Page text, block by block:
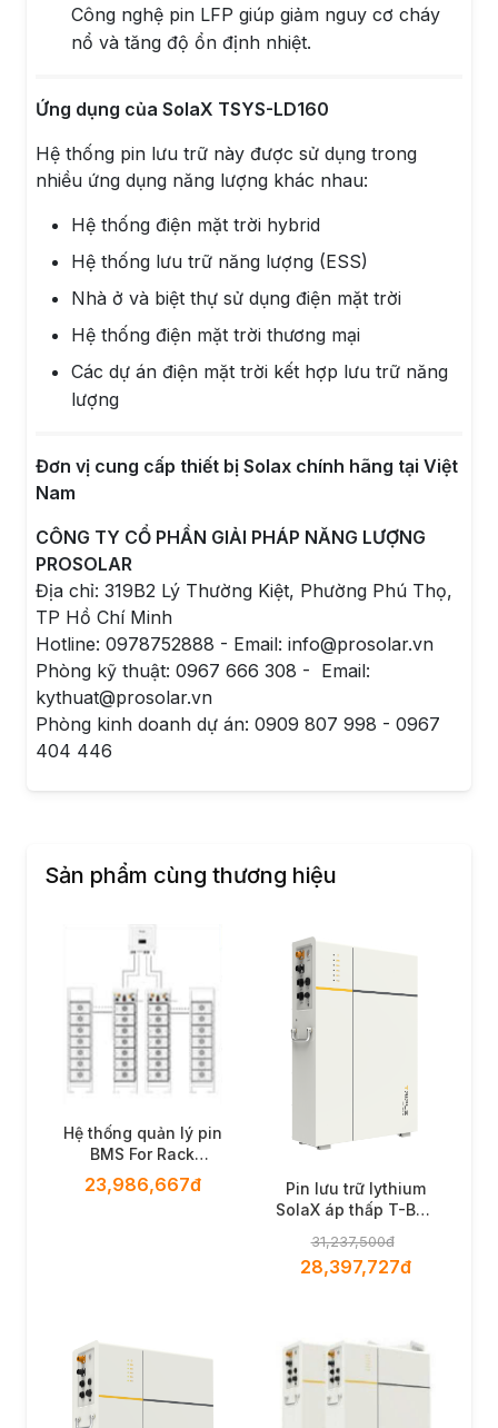
Công nghệ pin LFP giúp giảm nguy cơ cháy
nổ và tăng độ ổn định nhiệt.
Ứng dụng của SolaX TSYS-LD160
Hệ thống pin lưu trữ này được sử dụng trong
nhiều ứng dụng năng lượng khác nhau:
Hệ thống điện mặt trời hybrid
Hệ thống lưu trữ năng lượng (ESS)
Nhà ở và biệt thự sử dụng điện mặt trời
Hệ thống điện mặt trời thương mại
Các dự án điện mặt trời kết hợp lưu trữ năng
lượng
Đơn vị cung cấp thiết bị Solax chính hãng tại Việt
Nam
CÔNG TY CỔ PHẦN GIẢI PHÁP NĂNG LƯỢNG
PROSOLAR
Địa chỉ: 319B2 Lý Thường Kiệt, Phường Phú Thọ,
TP Hồ Chí Minh
Hotline: 0978752888 - Email: info@prosolar.vn
Phòng kỹ thuật: 0967 666 308 - Email:
kythuat@prosolar.vn
Phòng kinh doanh dự án: 0909 807 998 - 0967
404 446
Sản phẩm cùng thương hiệu
Hệ thống quản lý pin
BMS For Rack
Battery 14.3kWh
IP20(7 pcs lythium)
23,986,667đ
Pin lưu trữ lythium
SolaX áp thấp T-BAT
31,237,500đ
28,397,727đ